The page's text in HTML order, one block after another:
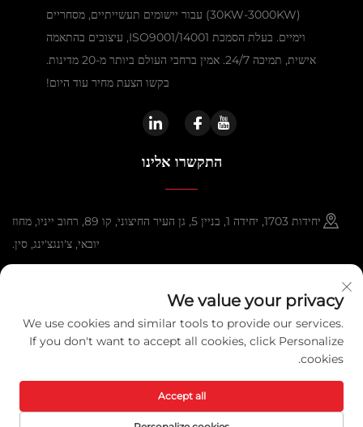
(30KW-3000KW) עבור יישומים תעשייתיים, מסחריים
וימיים. בעלת הסמכת ISO9001/14001, עיצובים בהתאמה
אישית, תמיכה 24/7. אמין ברחבי העולם ביותר מ-20 מדינות.
בקשו הצעת מחיר עוד היום!
התקשרו אלינו
יחידות 1703, יחידה 1, בניין 5, גן העיר החיצוני, קו 89, רחוב ייניו, מחוז
יובאי, צ'ונגצ'ינג, סין.
+86-13108925588
מוגנות. מדיניותICY
We value your privacy
We use cookies and similar tools to provide our services.
If you don't want to accept all cookies, click Personalize
cookies.
Accept all